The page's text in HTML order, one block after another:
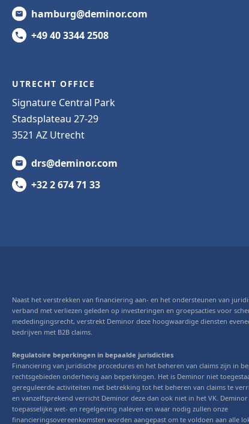
hamburg@deminor.com
+49 40 3344 2508
UTRECHT OFFICE
Signature Central Park
Stadsplateau 27-29
3521 AZ Utrecht
drs@deminor.com
+32 2 674 71 33
Naast het verstrekken van financiering aan- en het ondersteunen van
verband met verliezen geleden op investeringen en groepsacties voor
mededingingsrecht, verstrekt Deminor deze hoogwaardige diensten
bedrijven met B2B claims.
Regulatoire beperkingen in bepaalde jurisdicties
Financiering van juridische procedures en het beheren van claims zijn in
rechtsgebieden onderhevig aan beperkingen. Het is Deminor niet
gereguleerde activiteiten met betrekking tot het beheren van claims te
en vanzelfsprekend verricht Deminor deze dan ook niet in het VK. Deminor
toepasselijke wet- en regelgeving naleven en waar nodig zullen onze
financieringsovereenkomsten worden aangepast om te voldoen aan alle